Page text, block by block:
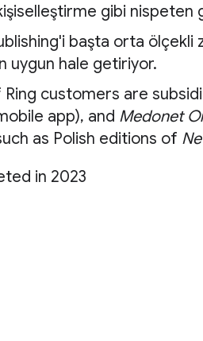
gibi nispeten
başta orta ölçekli
uygun hale getiriyor.
customers are
app), and Medonet
as Polish editions of
in 2023